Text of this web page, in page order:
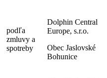
podľa
zmluvy a
spotreby
Dolphin Central
Europe, s.r.o.
Obec Jaslovské
Bohunice